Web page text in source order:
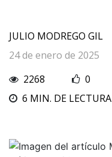
JULIO MODREGO GIL
24 de enero de 2025
2268
0
6 MIN. DE LECTURA